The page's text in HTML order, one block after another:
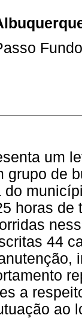
um
grupo de
do
horas
44
a
ao